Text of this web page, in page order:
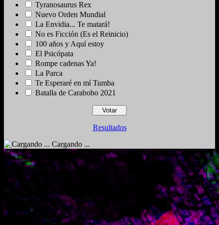
Tyranosaurus Rex
Nuevo Orden Mundial
La Envidia... Te matará!
No es Ficción (Es el Reinicio)
100 años y Aquí estoy
El Psicópata
Rompe cadenas Ya!
La Parca
Te Esperaré en mí Tumba
Batalla de Carabobo 2021
Resultados
Cargando ...